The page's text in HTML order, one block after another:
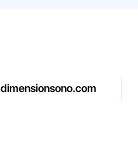
dimensionsono.com